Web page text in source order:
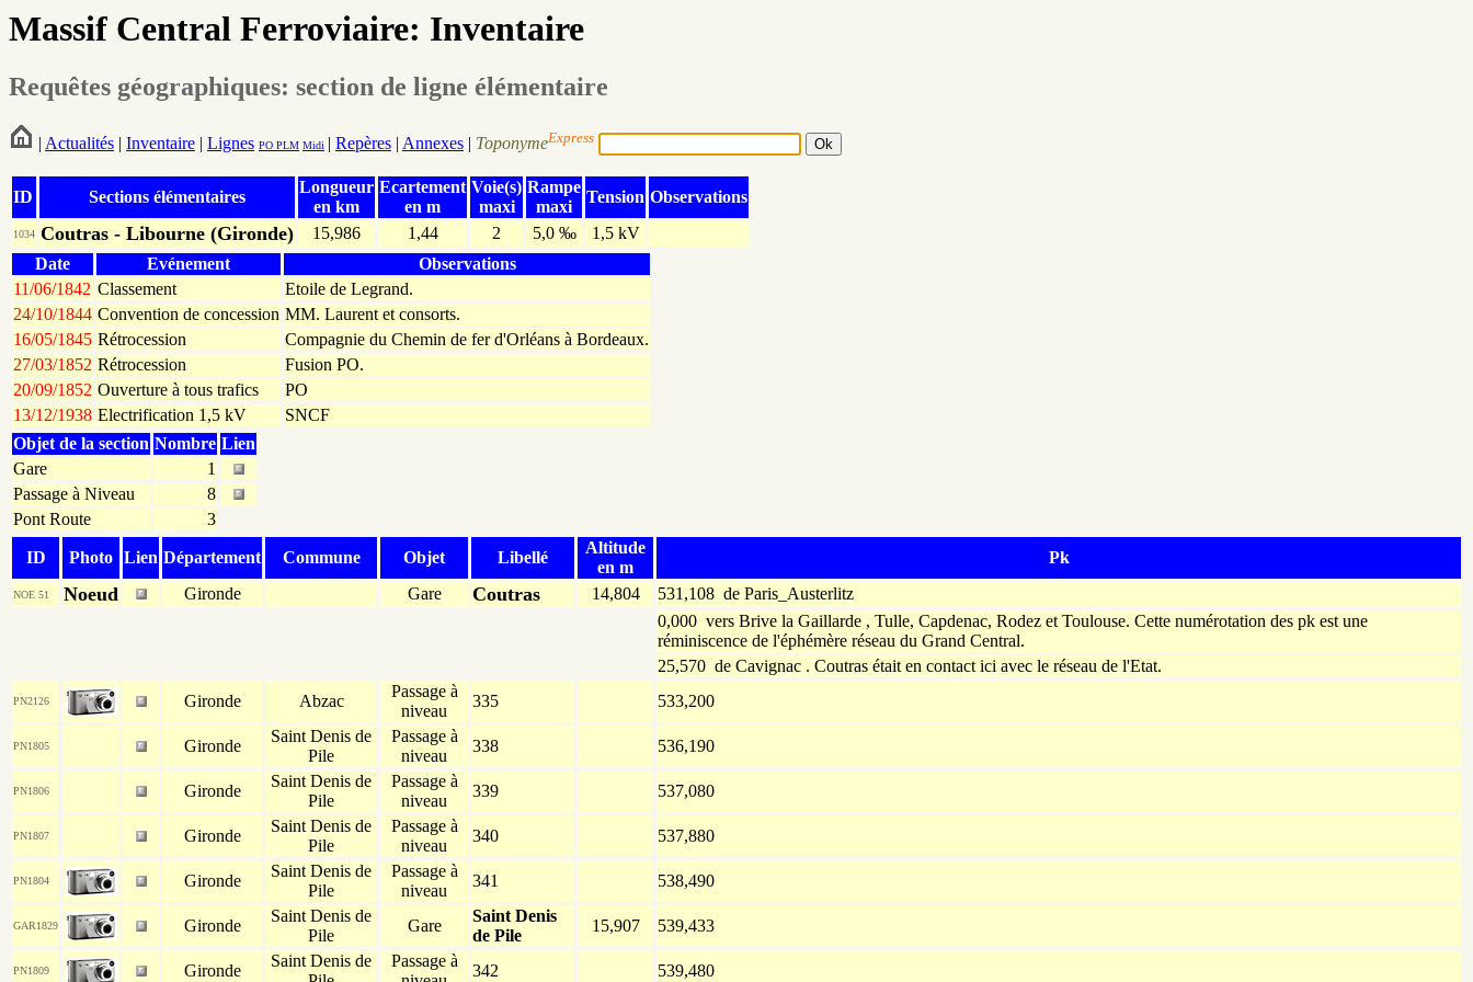
Massif Central Ferroviaire: Inventaire
Requêtes géographiques: section de ligne élémentaire
| Actualités | Inventaire | Lignes PO PLM Midi | Repères | Annexes | ToponymeExpress
ID Sections élémentaires
Longueur
en km
Ecartement
en m
Voie(s)
maxi
Rampe
maxi
Tension Observations
1034 Coutras - Libourne (Gironde) 15,986 1,44 2 5,0 ‰
1,5 kV
Date
Evénement
Observations
11/06/1842 Classement
Etoile de Legrand.
24/10/1844 Convention de concession MM. Laurent et consorts.
16/05/1845 Rétrocession
Compagnie du Chemin de fer d'Orléans à Bordeaux.
27/03/1852 Rétrocession
Fusion PO.
20/09/1852 Ouverture à tous trafics
PO
13/12/1938 Electrification 1,5 kV
SNCF
Objet de la section Nombre Lien
Gare
1
Passage à Niveau
8
Pont Route
3
ID Photo Lien Département Commune Objet Libellé
Altitude
en m
Pk
NOE 51 Noeud Gironde Gare Coutras 14,804
531,108 de Paris_Austerlitz
0,000 vers Brive la Gaillarde , Tulle, Capdenac, Rodez et Toulouse. Cette numérotation des pk est une
réminiscence de l'éphémère réseau du Grand Central.
25,570 de Cavignac . Coutras était en contact ici avec le réseau de l'Etat.
PN2126 Gironde Abzac
Passage à
niveau
335 533,200
PN1805 Gironde
Saint Denis de
Pile
Passage à
niveau
338 536,190
PN1806 Gironde
Saint Denis de
Pile
Passage à
niveau
339 537,080
PN1807 Gironde
Saint Denis de
Pile
Passage à
niveau
340 537,880
PN1804 Gironde
Saint Denis de
Pile
Passage à
niveau
341 538,490
GAR1829 Gironde
Saint Denis de
Pile
Gare
Saint Denis
de Pile
15,907 539,433
PN1809 Gironde
Saint Denis de
Passage à
342 539,480